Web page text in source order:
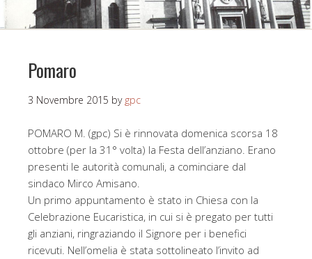
Pomaro
3 Novembre 2015 by gpc
POMARO M. (gpc) Si è rinnovata domenica scorsa 18
ottobre (per la 31° volta) la Festa dell’anziano. Erano
presenti le autorità comunali, a cominciare dal
sindaco Mirco Amisano.
Un primo appuntamento è stato in Chiesa con la
Celebrazione Eucaristica, in cui si è pregato per tutti
gli anziani, ringraziando il Signore per i benefici
ricevuti. Nell’omelia è stata sottolineato l’invito ad